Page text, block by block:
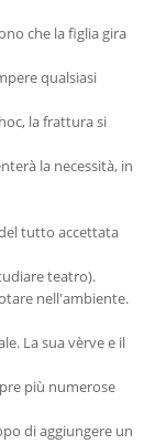
che la figlia gira
qualsiasi
la frattura si
la necessità, in
tutto accettata
teatro).
nell'ambiente.
La sua vèrve e il
più numerose
di aggiungere un